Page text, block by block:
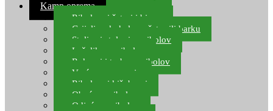
Kamp oprema
Ribolovni šatori i bivvy
Grijalice, kuhala za šator ili barku
Stolice i stolovi za ribolov
Ležaljke za ribolov
Ruksaci i torbe za ribolov
Vreće za spavanje
Ribolovni kišobrani
Obuća za ribolov
Odjeća za ribolov